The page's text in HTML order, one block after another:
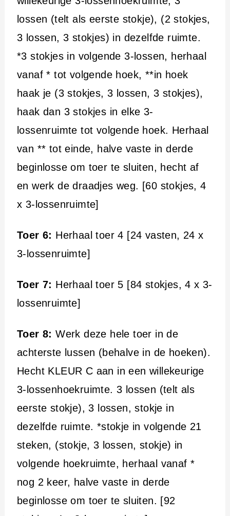
lossen (telt als eerste stokje), (2 stokjes,
3 lossen, 3 stokjes) in dezelfde ruimte.
*3 stokjes in volgende 3-lossen, herhaal
vanaf * tot volgende hoek, **in hoek
haak je (3 stokjes, 3 lossen, 3 stokjes),
haak dan 3 stokjes in elke 3-
lossenruimte tot volgende hoek. Herhaal
van ** tot einde, halve vaste in derde
beginlosse om toer te sluiten, hecht af
en werk de draadjes weg. [60 stokjes, 4
x 3-lossenruimte]
Toer 6: Herhaal toer 4 [24 vasten, 24 x
3-lossenruimte]
Toer 7: Herhaal toer 5 [84 stokjes, 4 x 3-
lossenruimte]
Toer 8:Werk deze hele toer in de
achterste lussen (behalve in de hoeken).
Hecht KLEUR C aan in een willekeurige
3-lossenhoekruimte. 3 lossen (telt als
eerste stokje), 3 lossen, stokje in
dezelfde ruimte. *stokje in volgende 21
steken, (stokje, 3 lossen, stokje) in
volgende hoekruimte, herhaal vanaf *
nog 2 keer, halve vaste in derde
beginlosse om toer te sluiten. [92